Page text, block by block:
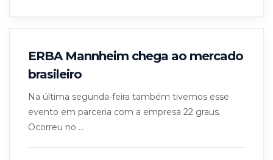
ERBA Mannheim chega ao mercado
brasileiro
Na última segunda-feira também tivemos esse
evento em parceria com a empresa 22 graus.
Ocorreu no ...